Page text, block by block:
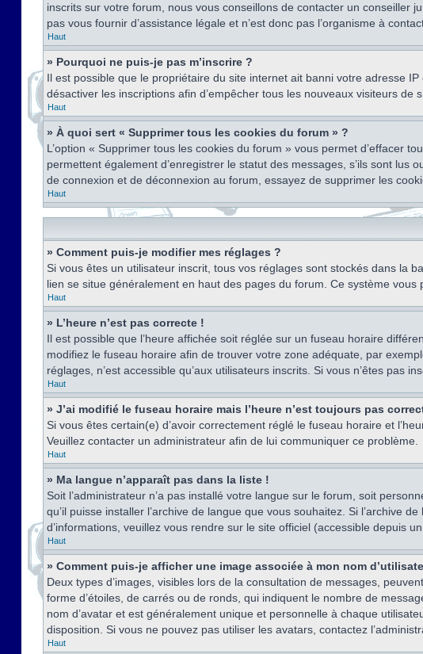
inscrits sur votre forum, nous vous conseillons de contacter un conseiller
pas vous fournir d’assistance légale et n’est donc pas l’organisme à
Haut
» Pourquoi ne puis-je pas m’inscrire ?
Il est possible que le propriétaire du site internet ait banni votre adresse
désactiver les inscriptions afin d’empêcher tous les nouveaux visiteurs de
Haut
» À quoi sert « Supprimer tous les cookies du forum » ?
L’option « Supprimer tous les cookies du forum » vous permet d’effacer
permettent également d’enregistrer le statut des messages, s’ils sont
de connexion et de déconnexion au forum, essayez de supprimer les
Haut
» Comment puis-je modifier mes réglages ?
Si vous êtes un utilisateur inscrit, tous vos réglages sont stockés dans la
lien se situe généralement en haut des pages du forum. Ce système
Haut
» L’heure n’est pas correcte !
Il est possible que l’heure affichée soit réglée sur un fuseau horaire
modifiez le fuseau horaire afin de trouver votre zone adéquate, par
réglages, n’est accessible qu’aux utilisateurs inscrits. Si vous n’êtes pas
Haut
» J’ai modifié le fuseau horaire mais l’heure n’est toujours pas
Si vous êtes certain(e) d’avoir correctement réglé le fuseau horaire et
Veuillez contacter un administrateur afin de lui communiquer ce problème.
Haut
» Ma langue n’apparaît pas dans la liste !
Soit l’administrateur n’a pas installé votre langue sur le forum, soit
qu’il puisse installer l’archive de langue que vous souhaitez. Si l’archive
d’informations, veuillez vous rendre sur le site officiel (accessible depuis
Haut
» Comment puis-je afficher une image associée à mon nom
Deux types d’images, visibles lors de la consultation de messages,
forme d’étoiles, de carrés ou de ronds, qui indiquent le nombre de
nom d’avatar et est généralement unique et personnelle à chaque
disposition. Si vous ne pouvez pas utiliser les avatars, contactez
Haut